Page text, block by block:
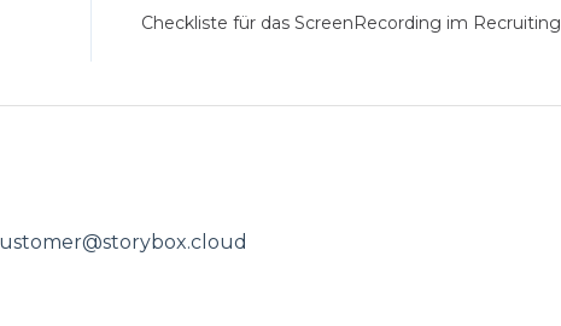
Checkliste für das ScreenRecording im Recruiting